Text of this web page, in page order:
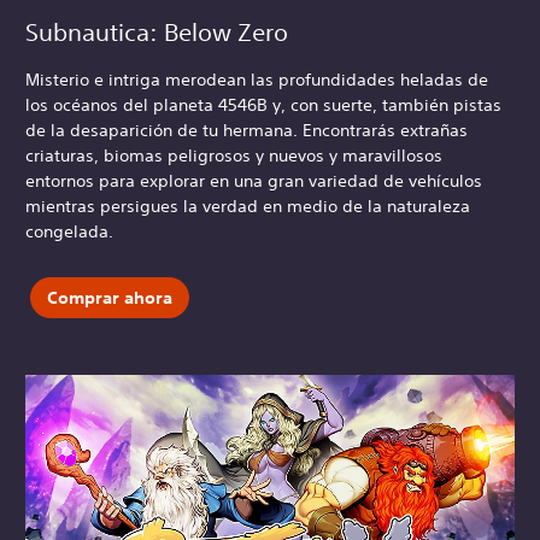
Subnautica: Below Zero
Misterio e intriga merodean las profundidades heladas de
los océanos del planeta 4546B y, con suerte, también pistas
de la desaparición de tu hermana. Encontrarás extrañas
criaturas, biomas peligrosos y nuevos y maravillosos
entornos para explorar en una gran variedad de vehículos
mientras persigues la verdad en medio de la naturaleza
congelada.
Comprar ahora